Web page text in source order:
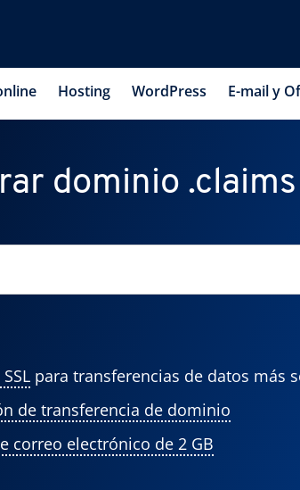
Hosting WordPress E-mail y
dominio .claims
para transferencias de datos más
de transferencia de dominio
correo electrónico de 2 GB